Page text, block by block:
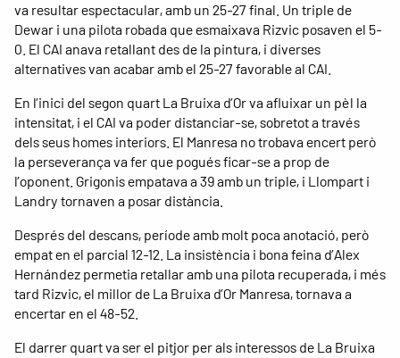
va resultar espectacular, amb un 25-27 final. Un triple de
Dewar i una pilota robada que esmaixava Rizvic posaven el 5-
0. El CAI anava retallant des de la pintura, i diverses
alternatives van acabar amb el 25-27 favorable al CAI.
En l’inici del segon quart La Bruixa d’Or va afluixar un pèl la
intensitat, i el CAI va poder distanciar-se, sobretot a través
dels seus homes interiors. El Manresa no trobava encert però
la perseverança va fer que pogués ficar-se a prop de
l’oponent. Grigonis empatava a 39 amb un triple, i Llompart i
Landry tornaven a posar distància.
Després del descans, període amb molt poca anotació, però
empat en el parcial 12-12. La insistència i bona feina d’Alex
Hernández permetia retallar amb una pilota recuperada, i més
tard Rizvic, el millor de La Bruixa d’Or Manresa, tornava a
encertar en el 48-52.
El darrer quart va ser el pitjor per als interessos de La Bruixa